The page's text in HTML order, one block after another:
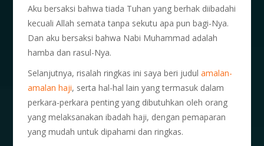
Aku bersaksi bahwa tiada Tuhan yang berhak diibadahi
kecuali Allah semata tanpa sekutu apa pun bagi-Nya.
Dan aku bersaksi bahwa Nabi Muhammad adalah
hamba dan rasul-Nya.
Selanjutnya, risalah ringkas ini saya beri judulamalan-
amalan haji, serta hal-hal lain yang termasuk dalam
perkara-perkara penting yang dibutuhkan oleh orang
yang melaksanakan ibadah haji, dengan pemaparan
yang mudah untuk dipahami dan ringkas.